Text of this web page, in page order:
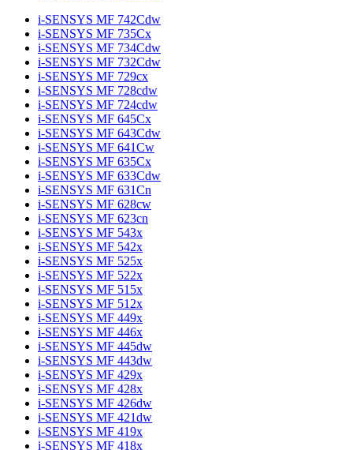
i-SENSYS MF 742Cdw
i-SENSYS MF 735Cx
i-SENSYS MF 734Cdw
i-SENSYS MF 732Cdw
i-SENSYS MF 729cx
i-SENSYS MF 728cdw
i-SENSYS MF 724cdw
i-SENSYS MF 645Cx
i-SENSYS MF 643Cdw
i-SENSYS MF 641Cw
i-SENSYS MF 635Cx
i-SENSYS MF 633Cdw
i-SENSYS MF 631Cn
i-SENSYS MF 628cw
i-SENSYS MF 623cn
i-SENSYS MF 543x
i-SENSYS MF 542x
i-SENSYS MF 525x
i-SENSYS MF 522x
i-SENSYS MF 515x
i-SENSYS MF 512x
i-SENSYS MF 449x
i-SENSYS MF 446x
i-SENSYS MF 445dw
i-SENSYS MF 443dw
i-SENSYS MF 429x
i-SENSYS MF 428x
i-SENSYS MF 426dw
i-SENSYS MF 421dw
i-SENSYS MF 419x
i-SENSYS MF 418x